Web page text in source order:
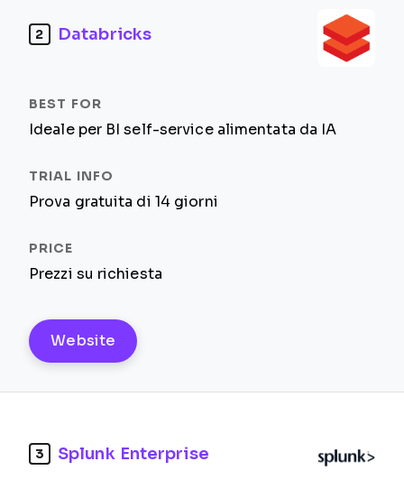
2 Databricks
Ideale per BI self-service alimentata da IA
Prova gratuita di 14 giorni
Prezzi su richiesta
Website
3 Splunk Enterprise